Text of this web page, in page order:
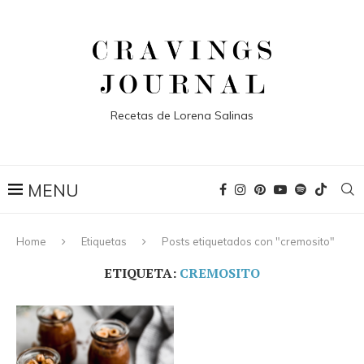
Recetas de Lorena Salinas
Home Etiquetas Posts etiquetados con "cremosito"
ETIQUETA: CREMOSITO